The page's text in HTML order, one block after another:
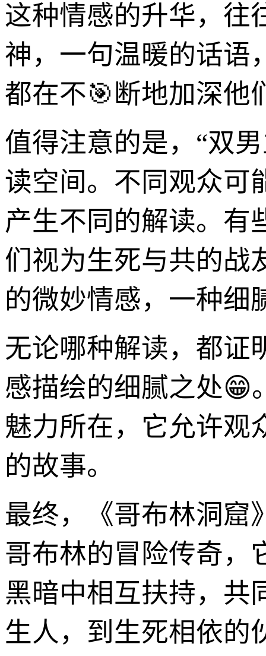
这种情感的升华，往
神，一句温暖的话语
都在不🎯断地加深他
值得注意的是，“双
读空间。不同观众可
产生不同的解读。有
们视为生死与共的战
的微妙情感，一种细
无论哪种解读，都证
感描绘的细腻之处😁
魅力所在，它允许观
的故事。
最终，《哥布林洞窟
哥布林的冒险传奇，
黑暗中相互扶持，共
生人，到生死相依的